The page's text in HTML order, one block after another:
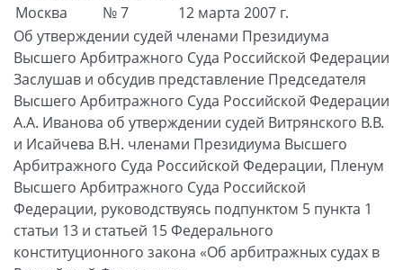
Москва
№ 7
12 марта 2007 г.
Об утверждении судей членами Президиума
Высшего Арбитражного Суда Российской Федерации
Заслушав и обсудив представление Председателя
Высшего Арбитражного Суда Российской Федерации
А.А. Иванова об утверждении судей Витрянского В.В.
и Исайчева В.Н. членами Президиума Высшего
Арбитражного Суда Российской Федерации, Пленум
Высшего Арбитражного Суда Российской
Федерации, руководствуясь подпунктом 5 пункта 1
статьи 13 и статьей 15 Федерального
конституционного закона «Об арбитражных судах в